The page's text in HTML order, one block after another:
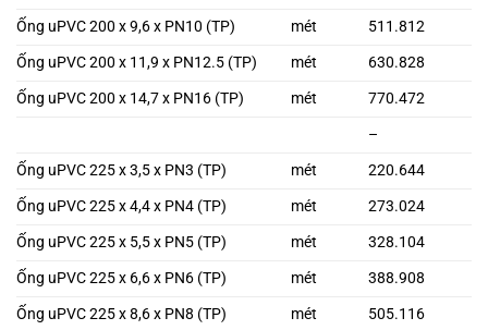
Ống uPVC 200 x 9,6 x PN10 (TP) mét 511.812
Ống uPVC 200 x 11,9 x PN12.5 (TP) mét 630.828
Ống uPVC 200 x 14,7 x PN16 (TP) mét 770.472
–
Ống uPVC 225 x 3,5 x PN3 (TP) mét 220.644
Ống uPVC 225 x 4,4 x PN4 (TP) mét 273.024
Ống uPVC 225 x 5,5 x PN5 (TP) mét 328.104
Ống uPVC 225 x 6,6 x PN6 (TP) mét 388.908
Ống uPVC 225 x 8,6 x PN8 (TP) mét 505.116